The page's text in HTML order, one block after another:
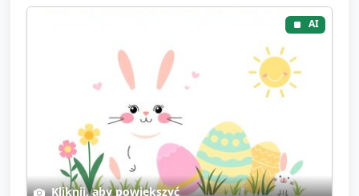
AI
Kliknij, aby powiększyć